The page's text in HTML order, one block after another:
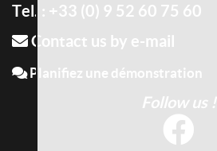
Tel. : +33 (0) 9 52 60 75 60
Contact us by e-mail
Planifiez une démonstration
Follow us !